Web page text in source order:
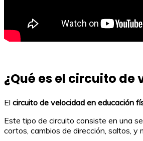
¿Qué es el circuito
El circuito de velocidad en educación
Este tipo de circuito consiste en una
cortos, cambios de dirección, saltos, y